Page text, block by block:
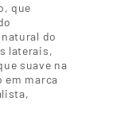
que
do
laterais,
suave na
em marca